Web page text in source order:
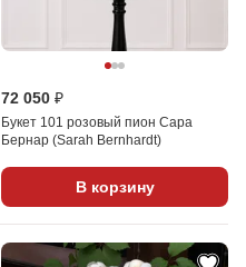
72 050 ₽
Букет 101 розовый пион Сара
Бернар (Sarah Bernhardt)
В корзину